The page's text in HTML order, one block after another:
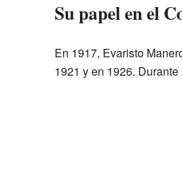
Su papel en el
En 1917, Evaristo
1921 y en 1926.